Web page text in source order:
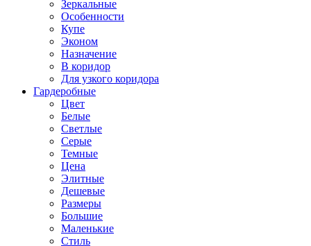
Зеркальные
Особенности
Купе
Эконом
Назначение
В коридор
Для узкого коридора
Гардеробные
Цвет
Белые
Светлые
Серые
Темные
Цена
Элитные
Дешевые
Размеры
Большие
Маленькие
Стиль